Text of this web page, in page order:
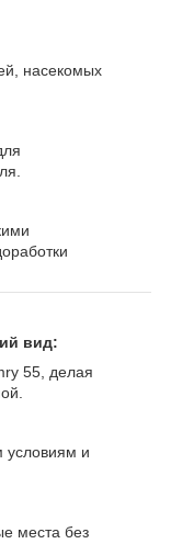
насекомых
вид:
55, делая
условиям и
места без